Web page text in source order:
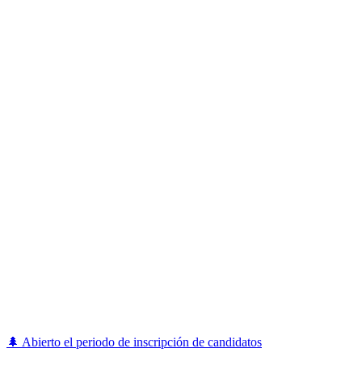
🌲 Abierto el periodo de inscripción de candidatos